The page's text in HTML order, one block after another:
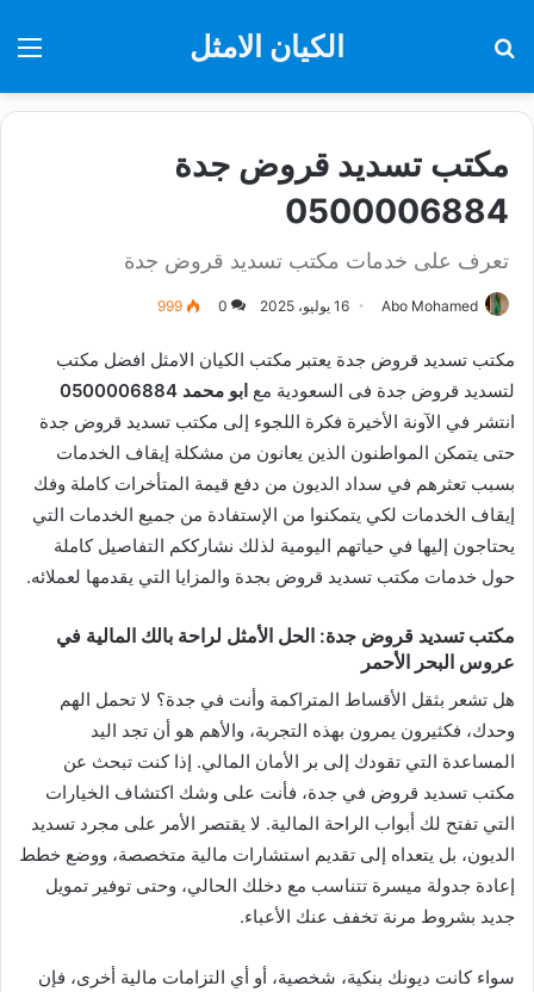
الكيان الامثل
مكتب تسديد قروض جدة
0500006884
تعرف على خدمات مكتب تسديد قروض جدة
Abo Mohamed 16 يوليو، 2025 0
999
مكتب تسديد قروض جدة يعتبر مكتب الكيان الامثل افضل مكتب
لتسديد قروض جدة فى السعودية مع ابو محمد 0500006884
انتشر في الآونة الأخيرة فكرة اللجوء إلى مكتب تسديد قروض جدة
حتى يتمكن المواطنون الذين يعانون من مشكلة إيقاف الخدمات
بسبب تعثرهم في سداد الديون من دفع قيمة المتأخرات كاملة وفك
إيقاف الخدمات لكي يتمكنوا من الإستفادة من جميع الخدمات التي
يحتاجون إليها في حياتهم اليومية لذلك نشارككم التفاصيل كاملة
حول خدمات مكتب تسديد قروض بجدة والمزايا التي يقدمها لعملائه.
مكتب تسديد قروض جدة: الحل الأمثل لراحة بالك المالية في
عروس البحر الأحمر
هل تشعر بثقل الأقساط المتراكمة وأنت في جدة؟ لا تحمل الهم
وحدك، فكثيرون يمرون بهذه التجربة، والأهم هو أن تجد اليد
المساعدة التي تقودك إلى بر الأمان المالي. إذا كنت تبحث عن
مكتب تسديد قروض في جدة، فأنت على وشك اكتشاف الخيارات
التي تفتح لك أبواب الراحة المالية. لا يقتصر الأمر على مجرد تسديد
الديون، بل يتعداه إلى تقديم استشارات مالية متخصصة، ووضع خطط
إعادة جدولة ميسرة تتناسب مع دخلك الحالي، وحتى توفير تمويل
جديد بشروط مرنة تخفف عنك الأعباء.
سواء كانت ديونك بنكية، شخصية، أو أي التزامات مالية أخرى، فإن